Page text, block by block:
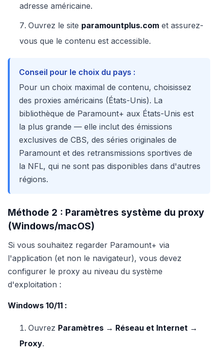
adresse américaine.
Ouvrez le site paramountplus.com et assurez-
vous que le contenu est accessible.
Conseil pour le choix du pays :
Pour un choix maximal de contenu, choisissez
des proxies américains (États-Unis). La
bibliothèque de Paramount+ aux États-Unis est
la plus grande — elle inclut des émissions
exclusives de CBS, des séries originales de
Paramount et des retransmissions sportives de
la NFL, qui ne sont pas disponibles dans d'autres
régions.
Méthode 2 : Paramètres système du proxy
(Windows/macOS)
Si vous souhaitez regarder Paramount+ via
l'application (et non le navigateur), vous devez
configurer le proxy au niveau du système
d'exploitation :
Windows 10/11 :
Ouvrez Paramètres → Réseau et Internet →
Proxy.